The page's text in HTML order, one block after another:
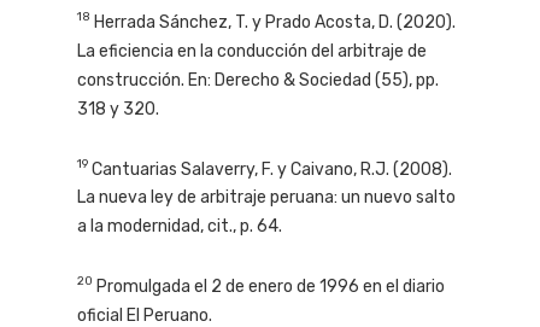
18 Herrada Sánchez, T. y Prado Acosta, D. (2020).
La eficiencia en la conducción del arbitraje de
construcción. En: Derecho & Sociedad (55), pp.
318 y 320.
19 Cantuarias Salaverry, F. y Caivano, R.J. (2008).
La nueva ley de arbitraje peruana: un nuevo salto
a la modernidad, cit., p. 64.
20 Promulgada el 2 de enero de 1996 en el diario
oficial El Peruano.